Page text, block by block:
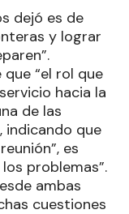
dejó es de
y lograr
“el rol que
hacia la
de las
indicando que
es
problemas”.
ambas
cuestiones